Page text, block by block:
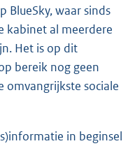
BlueSky, waar sinds
kabinet al meerdere
Het is op dit
bereik nog geen
sociale
in beginsel